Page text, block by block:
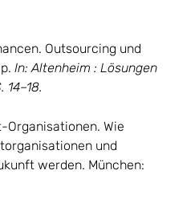
Outsourcing und
In: Altenheim : Lösungen
Wie
und
werden. München: